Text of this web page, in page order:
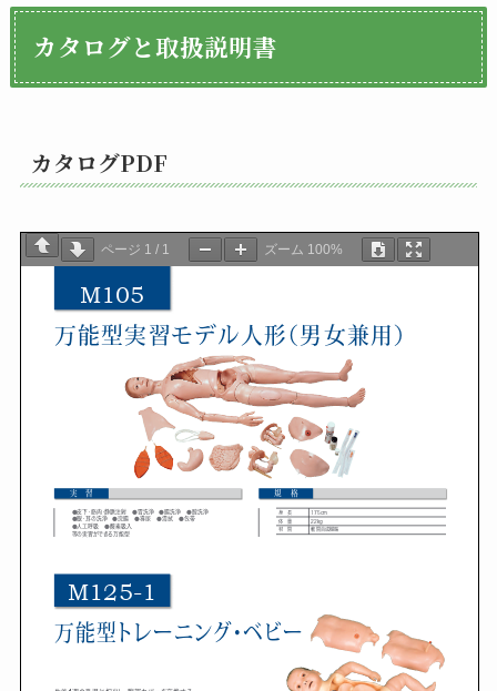
カタログと取扱説明書
カタログPDF
ページ 1 / 1 ズーム 100%